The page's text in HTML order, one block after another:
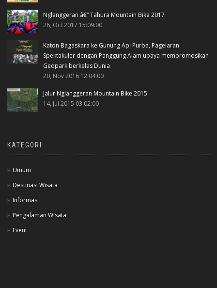
Nglanggeran â€“ Tahura Mountain Bike 2017
26, Oct 2017 15:09:00
Katon Bagaskara ke Gunung Api Purba, Pagelaran
Spektakuler dengan Panggung Alam upaya mempromosikan
Geopark berkelas Dunia
20, Nov 2016 12:04:00
Jalur Nglanggeran Mountain Bike 2015
14, Jul 2015 03:02:00
KATEGORI
Umum
Destinasi Wisata
Informasi
Pengalaman Wisata
Event